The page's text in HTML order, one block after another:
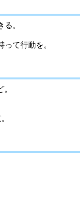
。
て行動を。